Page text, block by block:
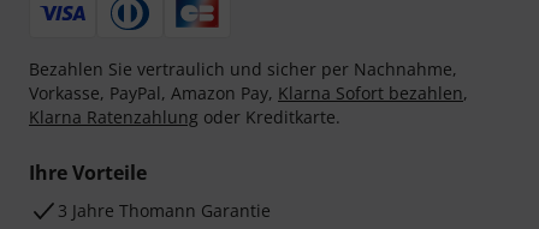
Bezahlen Sie vertraulich und sicher per Nachnahme,
Vorkasse, PayPal, Amazon Pay, Klarna Sofort bezahlen,
Klarna Ratenzahlung oder Kreditkarte.
Ihre Vorteile
3 Jahre Thomann Garantie